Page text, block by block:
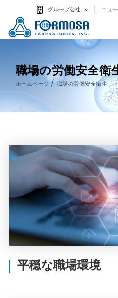
グループ会社 ニュ
検索
職場の労働安全衛
ホームページ/ 職場の労働安全衛生
平穏な職場環境